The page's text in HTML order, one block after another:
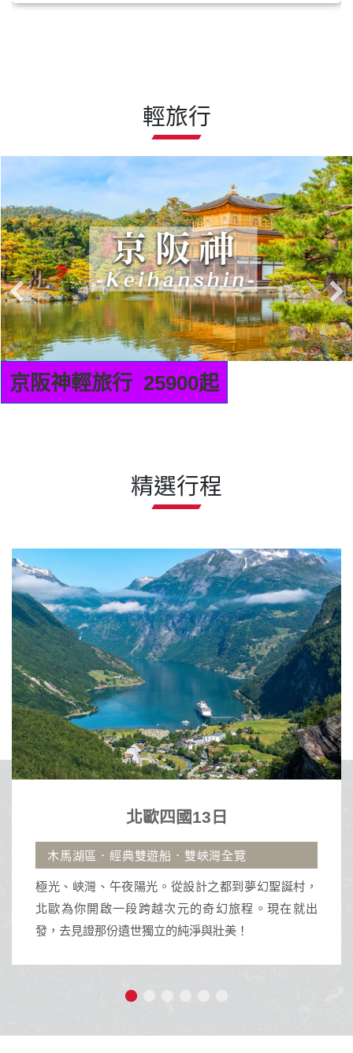
輕旅行
京阪神輕旅行 25900起
精選行程
經典雙遊船．雙峽灣全覽
午夜陽光。從設計之都到夢幻聖誕村，
一段跨越次元的奇幻旅程。現在就出
遺世獨立的純淨與壯美！
古宇利大橋.
沖繩擁有蔚藍
活動與獨特南